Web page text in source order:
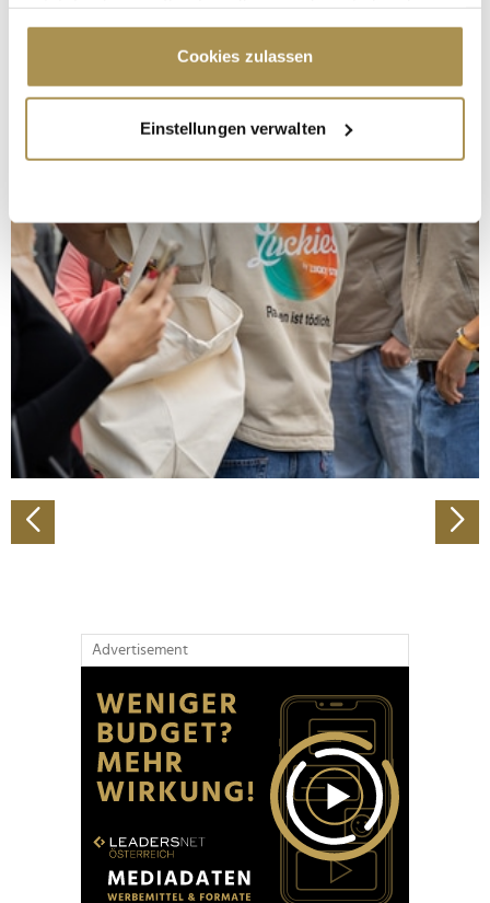
Cookie-Erklärung oder durch Klicken auf das Privacy
Trigger Symbol ändern oder widerrufen
Informationen über Ihre geografische Lage
erfassen, welche bis auf einige Meter genau sein
bestimmten Merkmalen (Fingerprinting) identifizieren
Erfahren Sie mehr darüber, wie Ihre persönlichen Daten
verarbeitet werden, und legen Sie Ihre Präferenzen im
Abschnitt Einzelheiten fest.
Wir verwenden Cookies, um Inhalte und Anzeigen zu
personalisieren, Funktionen für soziale Medien anbieten
zu können und die Zugriffe auf unsere Website zu
analysieren. Außerdem geben wir Informationen zu Ihrer
Verwendung unserer Website an unsere Partner für
soziale Medien, Werbung und Analysen weiter. Unsere
Partner führen diese Informationen möglicherweise mit
Cookies zulassen
Einstellungen verwalten
Advertisement